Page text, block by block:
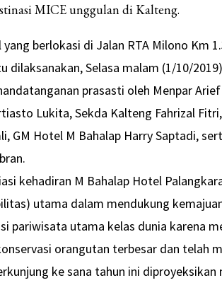
MICE unggulan di Kalteng.
berlokasi di Jalan RTA Milono Km
dilaksanakan, Selasa malam (1/10/
prasasti oleh Menpar
Lukita, Sekda Kalteng Fahrizal
GM Hotel M Bahalap Harry Saptadi,
kehadiran M Bahalap Hotel
utama dalam mendukung
pariwisata utama kelas dunia karena
orangutan terbesar dan telah
ke sana tahun ini diproyeksikan